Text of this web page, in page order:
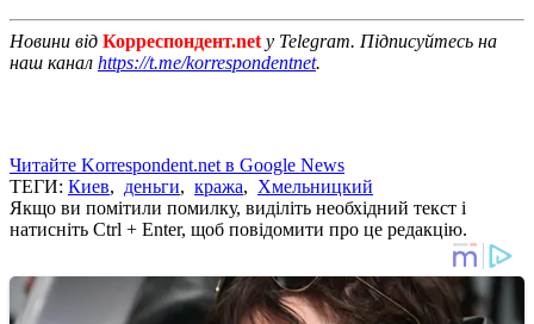
Новини від Корреспондент.net у Telegram. Підписуйтесь на
наш канал https://t.me/korrespondentnet.
Читайте Korrespondent.net в Google News
ТЕГИ: Киев, деньги, кража, Хмельницкий
Якщо ви помітили помилку, виділіть необхідний текст і
натисніть Ctrl + Enter, щоб повідомити про це редакцію.